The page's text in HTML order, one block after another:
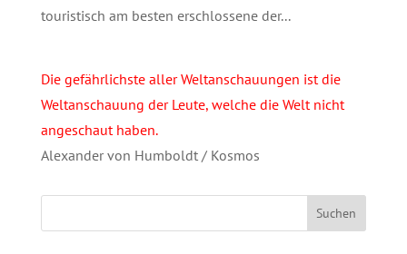
touristisch am besten erschlossene der...
Die gefährlichste aller Weltanschauungen ist die
Weltanschauung der Leute, welche die Welt nicht
angeschaut haben.
Alexander von Humboldt / Kosmos